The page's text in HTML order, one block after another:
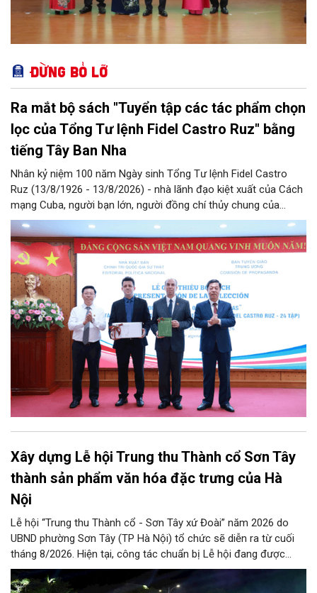
Đừng bỏ lỡ
Ra mắt bộ sách "Tuyển tập các tác phẩm chọn
lọc của Tổng Tư lệnh Fidel Castro Ruz" bằng
tiếng Tây Ban Nha
Nhân kỷ niệm 100 năm Ngày sinh Tổng Tư lệnh Fidel Castro
Ruz (13/8/1926 - 13/8/2026) - nhà lãnh đạo kiệt xuất của Cách
mạng Cuba, người bạn lớn, người đồng chí thủy chung của
Đảng, Nhà nước và nhân dân Việt Nam, chiều 5/8, tại Hà Nội,
Nhà xuất bản Chính trị quốc gia Sự thật phối hợp với Ban Tuyên
giáo Trung ương tổ chức Lễ giới thiệu bộ sách “Tuyển tập các
tác phẩm chọn lọc của Tổng Tư lệnh Fidel Castro Ruz” gồm 24
tập bằng tiếng Tây Ban Nha.
Xây dựng Lễ hội Trung thu Thành cổ Sơn Tây
thành sản phẩm văn hóa đặc trưng của Hà
Nội
Lễ hội “Trung thu Thành cổ - Sơn Tây xứ Đoài” năm 2026 do
UBND phường Sơn Tây (TP Hà Nội) tổ chức sẽ diễn ra từ cuối
tháng 8/2026. Hiện tại, công tác chuẩn bị Lễ hội đang được
chính quyền phường Sơn Tây cùng các phòng, ban, ngành, đơn
vị và 25 tổ dân phố khẩn trương triển khai, tạo khí thế sôi nổi,